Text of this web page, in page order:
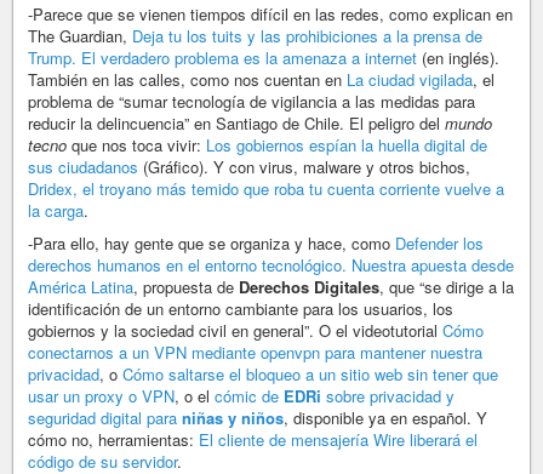
-Parece que se vienen tiempos difícil en las redes, como explican en
The Guardian, Deja tu los tuits y las prohibiciones a la prensa de
Trump. El verdadero problema es la amenaza a internet (en inglés).
También en las calles, como nos cuentan en La ciudad vigilada, el
problema de “sumar tecnología de vigilancia a las medidas para
reducir la delincuencia” en Santiago de Chile. El peligro del mundo
tecno que nos toca vivir: Los gobiernos espían la huella digital de
sus ciudadanos (Gráfico). Y con virus, malware y otros bichos,
Dridex, el troyano más temido que roba tu cuenta corriente vuelve a
la carga.
-Para ello, hay gente que se organiza y hace, como Defender los
derechos humanos en el entorno tecnológico. Nuestra apuesta desde
América Latina, propuesta de Derechos Digitales, que “se dirige a la
identificación de un entorno cambiante para los usuarios, los
gobiernos y la sociedad civil en general”. O el videotutorial Cómo
conectarnos a un VPN mediante openvpn para mantener nuestra
privacidad, o Cómo saltarse el bloqueo a un sitio web sin tener que
usar un proxy o VPN, o el cómic de EDRi sobre privacidad y
seguridad digital para niñas y niños, disponible ya en español. Y
cómo no, herramientas: El cliente de mensajería Wire liberará el
código de su servidor.